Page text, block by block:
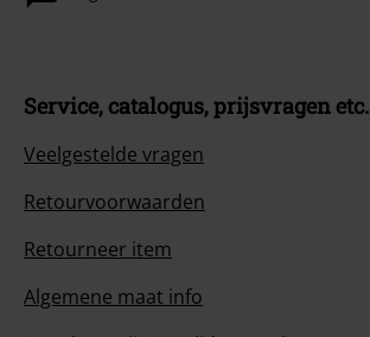
Service, catalogus, prijsvragen etc.
Veelgestelde vragen
Retourvoorwaarden
Retourneer item
Algemene maat info